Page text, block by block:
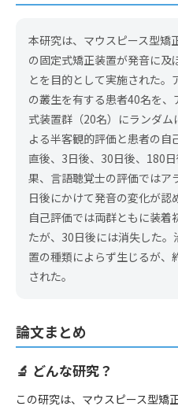
本研究は、マウスピース型矯
の固定式矯正装置が発音に及
とを目的として実施された
の叢生を有する患者40名を
式装置群（20名）にランダ
よる半客観的評価と患者の
直後、3日後、30日後、180
果、言語聴覚士の評価ではア
日後にかけて発音の変化が認
自己評価では両群ともに装着
たが、30日後には消失した
置の種類によらず生じるが
された。
論文まとめ
🔬 どんな研究？
この研究は、マウスピース型矯